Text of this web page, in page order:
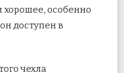
хорошее, особенно
доступен в
чехла